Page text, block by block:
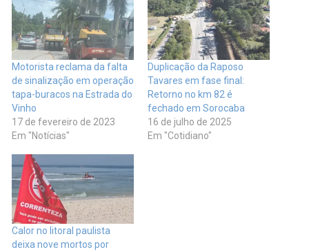
Motorista reclama da falta
de sinalização em operação
tapa-buracos na Estrada do
Vinho
17 de fevereiro de 2023
Em "Notícias"
Duplicação da Raposo
Tavares em fase final:
Retorno no km 82 é
fechado em Sorocaba
16 de julho de 2025
Em "Cotidiano"
Calor no litoral paulista
deixa nove mortos por